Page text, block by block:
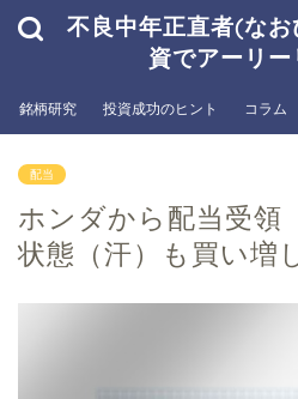
不良中年正直者(な
資でアーリ
銘柄研究 投資成功のヒント コラム
配当
ホンダから配当受
状態（汗）も買い増